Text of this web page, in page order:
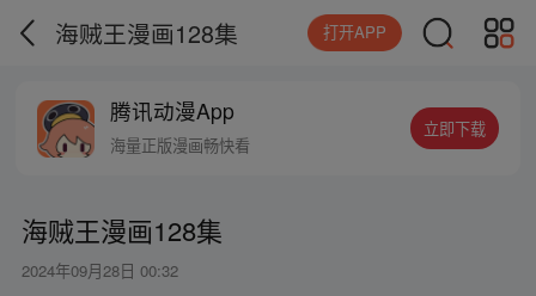
海贼王漫画128集 打开APP
腾讯动漫App
海量正版漫画畅快看
立即下载
海贼王漫画128集
2024年09月28日 00:32